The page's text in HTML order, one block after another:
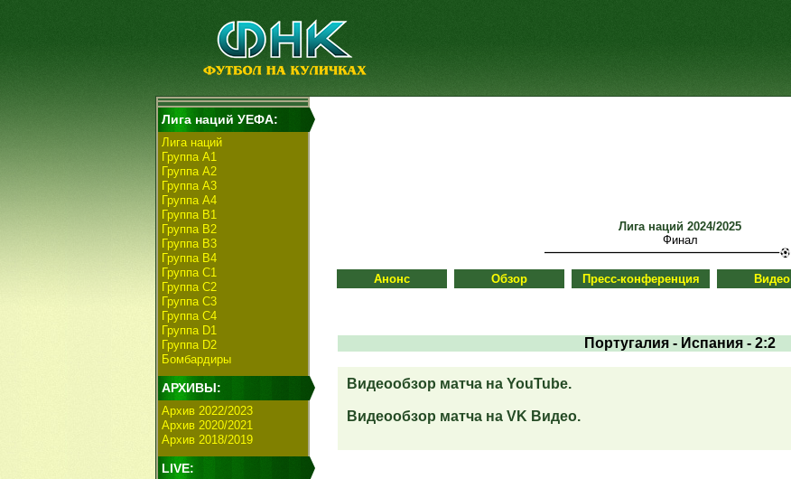
Лига наций УЕФА:
Лига наций
Группа А1
Группа А2
Группа А3
Группа А4
Группа B1
Группа B2
Группа B3
Группа B4
Группа C1
Группа C2
Группа C3
Группа C4
Группа D1
Группа D2
Бомбардиры
АРХИВЫ:
Архив 2022/2023
Архив 2020/2021
Архив 2018/2019
LIVE:
Лига наций 2024/2025
Финал
Анонс Обзор Пресс-конференция Видео
Португалия - Испания - 2:2
Видеообзор матча на YouTube.
Видеообзор матча на VK Видео.